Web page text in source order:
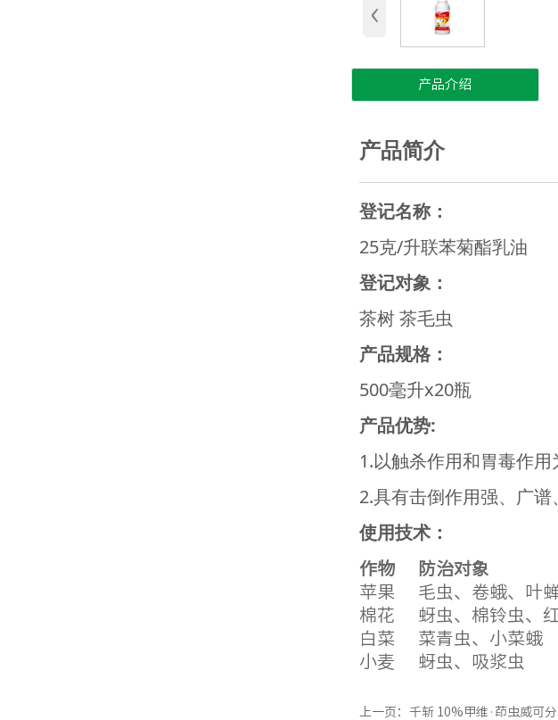
‹
产品介绍
产品简介
登记名称：
25克/升联苯菊酯乳油
登记对象：
茶树 茶毛虫
产品规格：
500毫升x20瓶
产品优势:
1.以触杀作用和胃毒作用
2.具有击倒作用强、广谱
使用技术：
作物 防治对象
苹果
毛虫、卷蛾、叶
棉花
蚜虫、棉铃虫、
白菜
菜青虫、小菜蛾
小麦
蚜虫、吸浆虫
上一页：千斩 10%甲维·茚虫威可